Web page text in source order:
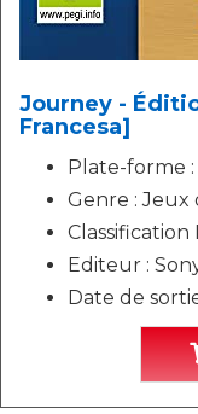
Journey -
Francesa]
Plate-forme
Genre : Jeux
Classification
Editeur :
Date de